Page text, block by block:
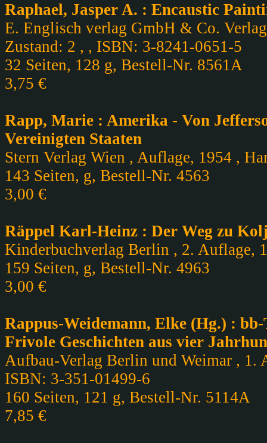
Raphael, Jasper A. : Encaustic
E. Englisch verlag GmbH & Co.
Zustand: 2 , , ISBN: 3-8241-0651-5
32 Seiten, 128 g, Bestell-Nr. 8561A
3,75 €
Rapp, Marie : Amerika - Von
Vereinigten Staaten
Stern Verlag Wien , Auflage, 1954 ,
143 Seiten, g, Bestell-Nr. 4563
3,00 €
Räppel Karl-Heinz : Der Weg zu
Kinderbuchverlag Berlin , 2. Auflage,
159 Seiten, g, Bestell-Nr. 4963
3,00 €
Rappus-Weidemann, Elke (Hg.) :
Frivole Geschichten aus vier
Aufbau-Verlag Berlin und Weimar , 1.
ISBN: 3-351-01499-6
160 Seiten, 121 g, Bestell-Nr. 5114A
7,85 €